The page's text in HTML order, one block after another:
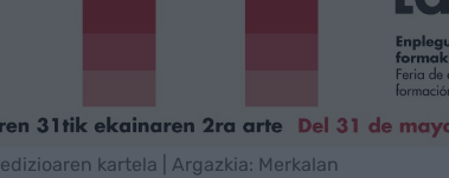
kartela | Argazkia: Merkalan